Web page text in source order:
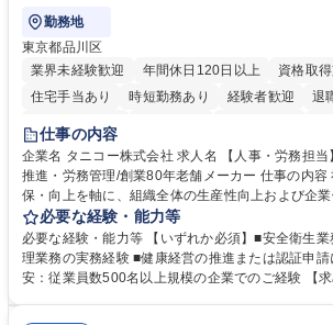
勤務地
東京都品川区
業界未経験歓迎
年間休日120日以上
資格取
住宅手当あり
時短勤務あり 経験者歓迎 退
完全週休2日制
寮・社宅あり
仕事の内容
企業名 タニコー株式会社 求人名 【人事・労務担当】安全衛生・健康経営
推進・労務管理/創業80年老舗メーカー 仕事の内容 社員の健康と安全の確
保・向上を軸に、組織全体の生産性向上および企
営層と密接に連携しながら、定型業務にとどまらず
などの上流工程から関与していただきます。 【主な業務内容】■安全衛生
業務（ストレスチェック、健康診断の運用、産業
経営認証取得に向けた企画・推進■労務管理（労働
必要な経験・能力等
必要な経験・能力等 【いずれか必須】■安全衛生
理業務の実務経験 ■健康経営の推進または認証申
安：従業員数500名以上規模の企業でのご経験 【求める人物像】■周囲